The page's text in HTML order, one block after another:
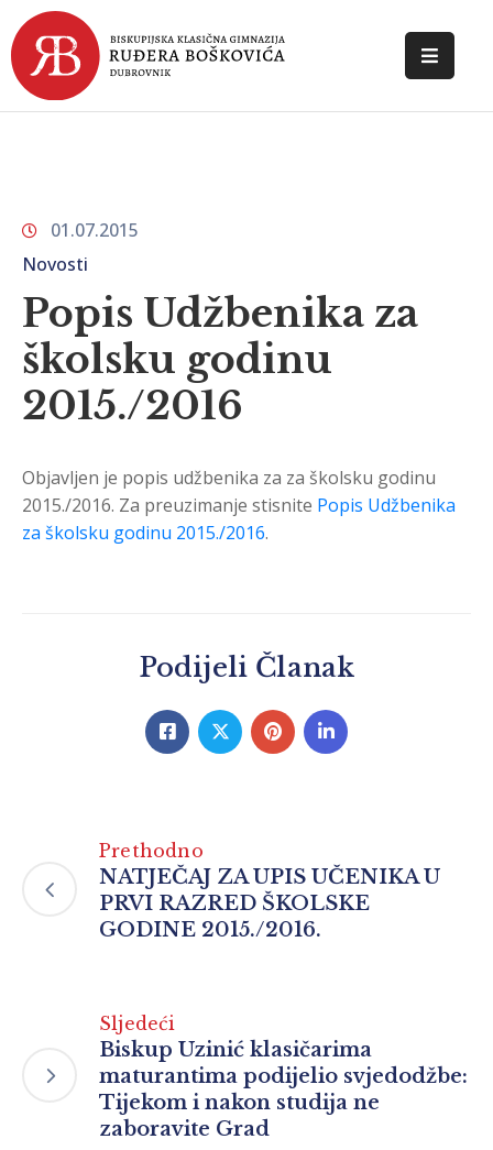
POČETNA
DOKUMENTI
KONTAKT
01.07.2015
Novosti
Popis Udžbenika za
školsku godinu
2015./2016
Objavljen je popis udžbenika za za školsku godinu
2015./2016. Za preuzimanje stisnite Popis Udžbenika
za školsku godinu 2015./2016.
Podijeli Članak
Prethodno
NATJEČAJ ZA UPIS UČENIKA U
PRVI RAZRED ŠKOLSKE
GODINE 2015./2016.
Sljedeći
Biskup Uzinić klasičarima
maturantima podijelio svjedodžbe:
Tijekom i nakon studija ne
zaboravite Grad